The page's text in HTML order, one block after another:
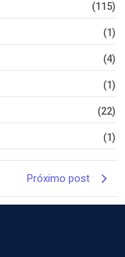
(115)
(1)
(4)
(1)
(22)
(1)
Próximo post